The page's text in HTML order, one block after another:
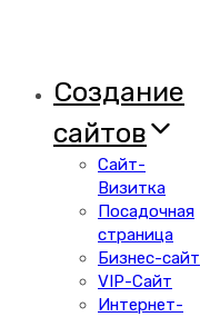
Создание
сайтов
Сайт-
Визитка
Посадочная
страница
Бизнес-сайт
VIP-Сайт
Интернет-